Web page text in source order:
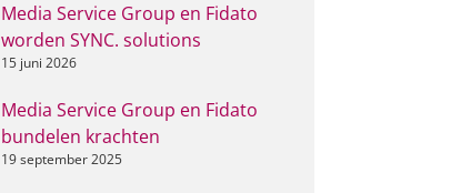
Media Service Group en Fidato
worden SYNC. solutions
15 juni 2026
Media Service Group en Fidato
bundelen krachten
19 september 2025